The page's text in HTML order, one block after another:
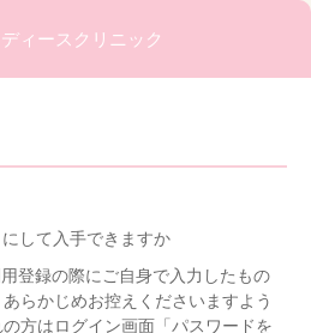
ィースクリニック
して入手できますか
登録の際にご自身で入力したもの
らかじめお控えくださいますよう
方はログイン画面「パスワードを